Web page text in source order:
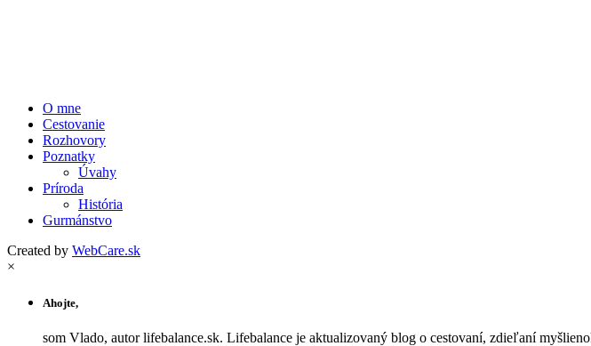
O mne
Cestovanie
Rozhovory
Poznatky
Úvahy
Príroda
História
Gurmánstvo
Created by WebCare.sk
×
Ahojte,
som Vlado, autor lifebalance.sk. Lifebalance je aktualizovaný blog o cestovaní, zdieľaní